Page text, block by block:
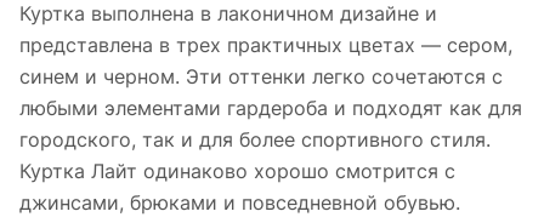
Куртка выполнена в лаконичном дизайне и
представлена в трех практичных цветах — сером,
синем и черном. Эти оттенки легко сочетаются с
любыми элементами гардероба и подходят как для
городского, так и для более спортивного стиля.
Куртка Лайт одинаково хорошо смотрится с
джинсами, брюками и повседневной обувью.